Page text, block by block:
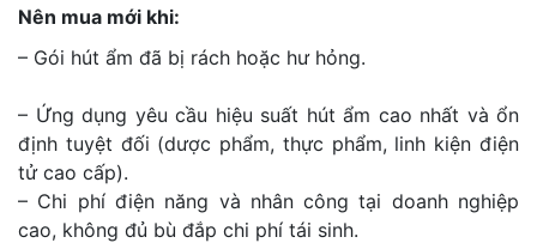
Nên mua mới khi:
– Gói hút ẩm đã bị rách hoặc hư hỏng.
– Ứng dụng yêu cầu hiệu suất hút ẩm cao nhất và ổn
định tuyệt đối (dược phẩm, thực phẩm, linh kiện điện
tử cao cấp).
– Chi phí điện năng và nhân công tại doanh nghiệp
cao, không đủ bù đắp chi phí tái sinh.